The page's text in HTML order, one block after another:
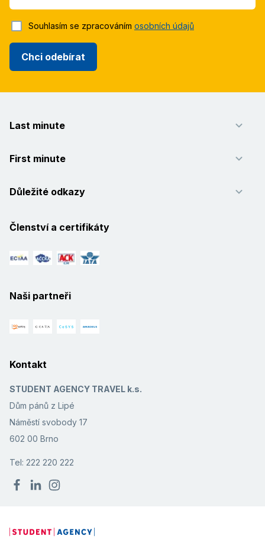
Chci odebírat
Souhlasím se zpracováním osobních údajů
Last minute
First minute
Důležité odkazy
Členství a certifikáty
Naši partneři
Kontakt
STUDENT AGENCY TRAVEL k.s.
Dům pánů z Lipé
Náměstí svobody 17
602 00 Brno
Tel: 222 220 222